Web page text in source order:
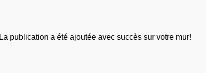
La publication a été ajoutée avec succès sur votre mur!